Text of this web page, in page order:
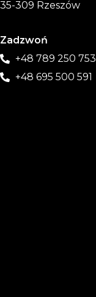
35-309 Rzeszów
Zadzwoń
+48 789 250 753
+48 695 500 591